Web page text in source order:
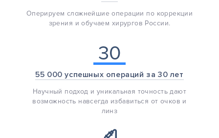
Оперируем сложнейшие операции по коррекции
зрения и обучаем хирургов России.
30
55 000 успешных операций за 30 лет
Научный подход и уникальная точность дают
возможность навсегда избавиться от очков и
линз